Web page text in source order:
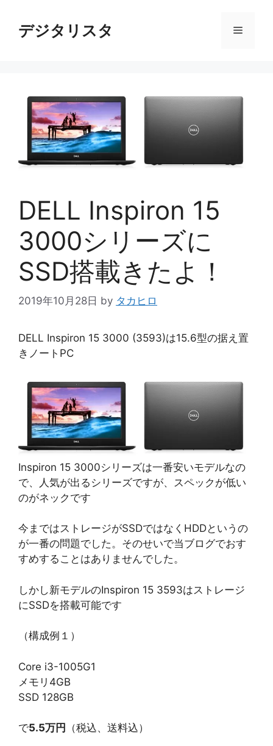
デジタリスタ メ
DELL Inspiron 15
3000シリーズに
SSD搭載きたよ！
2019年10月28日 by タカヒロ
DELL Inspiron 15 3000 (3593)は15.6型の据え置
きノートPC
Inspiron 15 3000シリーズは一番安いモデルなの
で、人気が出るシリーズですが、スペックが低い
のがネックです
今まではストレージがSSDではなくHDDというの
が一番の問題でした。そのせいで当ブログでおす
すめすることはありませんでした。
しかし新モデルのInspiron 15 3593はストレージ
にSSDを搭載可能です
（構成例１）
Core i3-1005G1
メモリ4GB
SSD 128GB
で5.5万円 （税込、送料込）